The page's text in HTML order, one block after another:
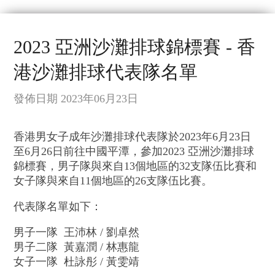
2023 亞洲沙灘排球錦標賽 - 香
港沙灘排球代表隊名單
發佈日期 2023年06月23日
香港男女子成年沙灘排球代表隊於2023年6月23日
至6月26日前往中國平潭，參加2023 亞洲沙灘排球
錦標賽，男子隊與來自13個地區的32支隊伍比賽和
女子隊與來自11個地區的26支隊伍比賽。
代表隊名單如下：
男子一隊 王沛林 / 劉卓然
男子二隊 黃嘉潤 / 林惠龍
女子一隊 杜詠彤 / 黃雯靖